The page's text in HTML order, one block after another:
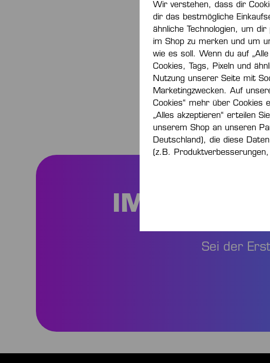
IMMER
Sei der
Wir verstehen, dass dir
dir das bestmögliche
ähnliche Technologien, um
im Shop zu merken und um
wie es soll. Wenn du auf
Cookies, Tags, Pixeln und
Nutzung unserer Seite mit
Marketingzwecken. Auf
Cookies“ mehr über Cookies
„Alles akzeptieren“ erteilen
unserem Shop an unseren
Deutschland), die diese
(z.B.